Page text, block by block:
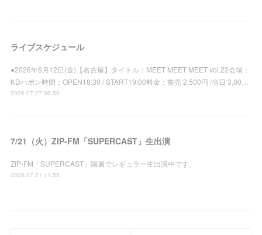
ライブスケジュール
●2026年6月12日(金)【名古屋】タイトル：MEET MEET MEET vol.22会場：
KDハポン時間：OPEN18:30 / START19:00料金：前売 2,500円 /当日 3,00…
2026.07.27 06:50
7/21（火）ZIP-FM「SUPERCAST」生出演
ZIP-FM「SUPERCAST」隔週でレギュラー生出演中です。
2026.07.21 11:55